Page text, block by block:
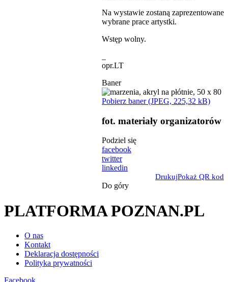
Na wystawie zostaną zaprezentowane
wybrane prace artystki.
Wstęp wolny.
opr.LT
Baner
Pobierz baner (JPEG, 225,32 kB)
fot. materiały organizatorów
Podziel się
facebook
twitter
linkedin
DrukujPokaż QR kod
Do góry
PLATFORMA POZNAN.PL
O nas
Kontakt
Deklaracja dostępności
Polityka prywatności